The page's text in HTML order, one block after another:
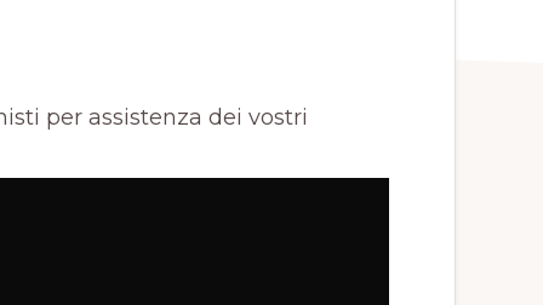
per assistenza dei vostri